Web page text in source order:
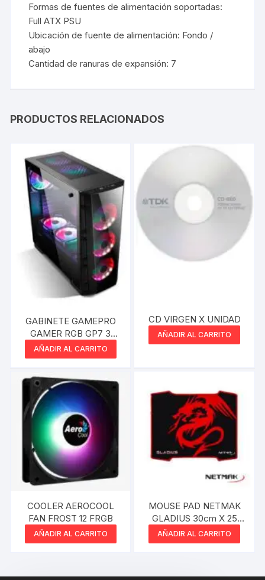
Formas de fuentes de alimentación soportadas:
Full ATX PSU
Ubicación de fuente de alimentación: Fondo /
abajo
Cantidad de ranuras de expansión: 7
PRODUCTOS RELACIONADOS
GABINETE GAMEPRO
GAMER RGB GP7 3
COOLER 120MM VIDRIO
TEMPLADO
AÑADIR AL CARRITO
CD VIRGEN X UNIDAD
AÑADIR AL CARRITO
COOLER AEROCOOL
FAN FROST 12 FRGB
AÑADIR AL CARRITO
MOUSE PAD NETMAK
GLADIUS 30cm X 25
CM
AÑADIR AL CARRITO